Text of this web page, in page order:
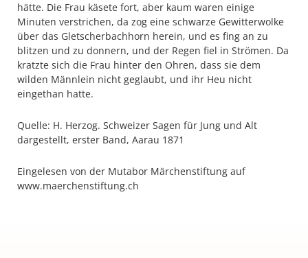
hätte. Die Frau käsete fort, aber kaum waren einige
Minuten verstrichen, da zog eine schwarze Gewitterwolke
über das Gletscherbachhorn herein, und es fing an zu
blitzen und zu donnern, und der Regen fiel in Strömen. Da
kratzte sich die Frau hinter den Ohren, dass sie dem
wilden Männlein nicht geglaubt, und ihr Heu nicht
eingethan hatte.
Quelle: H. Herzog. Schweizer Sagen für Jung und Alt
dargestellt, erster Band, Aarau 1871
Eingelesen von der Mutabor Märchenstiftung auf
www.maerchenstiftung.ch